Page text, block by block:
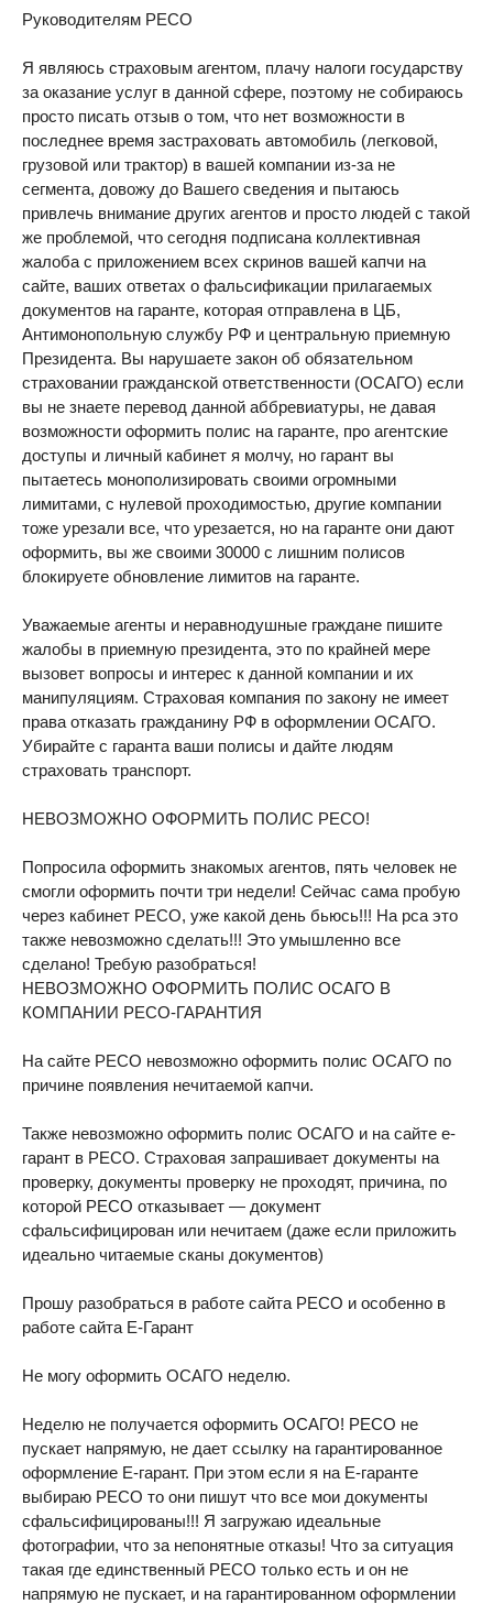
Руководителям РЕСО
Я являюсь страховым агентом, плачу налоги государству
за оказание услуг в данной сфере, поэтому не собираюсь
просто писать отзыв о том, что нет возможности в
последнее время застраховать автомобиль (легковой,
грузовой или трактор) в вашей компании из-за не
сегмента, довожу до Вашего сведения и пытаюсь
привлечь внимание других агентов и просто людей с такой
же проблемой, что сегодня подписана коллективная
жалоба с приложением всех скринов вашей капчи на
сайте, ваших ответах о фальсификации прилагаемых
документов на гаранте, которая отправлена в ЦБ,
Антимонопольную службу РФ и центральную приемную
Президента. Вы нарушаете закон об обязательном
страховании гражданской ответственности (ОСАГО) если
вы не знаете перевод данной аббревиатуры, не давая
возможности оформить полис на гаранте, про агентские
доступы и личный кабинет я молчу, но гарант вы
пытаетесь монополизировать своими огромными
лимитами, с нулевой проходимостью, другие компании
тоже урезали все, что урезается, но на гаранте они дают
оформить, вы же своими 30000 с лишним полисов
блокируете обновление лимитов на гаранте.
Уважаемые агенты и неравнодушные граждане пишите
жалобы в приемную президента, это по крайней мере
вызовет вопросы и интерес к данной компании и их
манипуляциям. Страховая компания по закону не имеет
права отказать гражданину РФ в оформлении ОСАГО.
Убирайте с гаранта ваши полисы и дайте людям
страховать транспорт.
НЕВОЗМОЖНО ОФОРМИТЬ ПОЛИС РЕСО!
Попросила оформить знакомых агентов, пять человек не
смогли оформить почти три недели! Сейчас сама пробую
через кабинет РЕСО, уже какой день бьюсь!!! На рса это
также невозможно сделать!!! Это умышленно все
сделано! Требую разобраться!
НЕВОЗМОЖНО ОФОРМИТЬ ПОЛИС ОСАГО В
КОМПАНИИ РЕСО-ГАРАНТИЯ
На сайте РЕСО невозможно оформить полис ОСАГО по
причине появления нечитаемой капчи.
Также невозможно оформить полис ОСАГО и на сайте е-
гарант в РЕСО. Страховая запрашивает документы на
проверку, документы проверку не проходят, причина, по
которой РЕСО отказывает — документ
сфальсифицирован или нечитаем (даже если приложить
идеально читаемые сканы документов)
Прошу разобраться в работе сайта РЕСО и особенно в
работе сайта Е-Гарант
Не могу оформить ОСАГО неделю.
Неделю не получается оформить ОСАГО! РЕСО не
пускает напрямую, не дает ссылку на гарантированное
оформление Е-гарант. При этом если я на Е-гаранте
выбираю РЕСО то они пишут что все мои документы
сфальсифицированы!!! Я загружаю идеальные
фотографии, что за непонятные отказы! Что за ситуация
такая где единственный РЕСО только есть и он не
напрямую не пускает, и на гарантированном оформлении